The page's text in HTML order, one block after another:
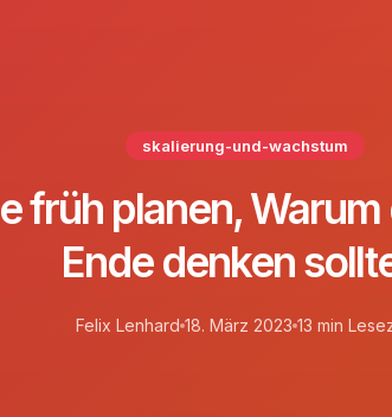
skalierung-und-wachstum
früh planen,
Ende denken
Felix Lenhard 18. März 2023 13 min